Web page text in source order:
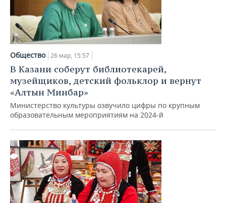
Общество 26 мар, 15:57
В Казани соберут библиотекарей,
музейщиков, детский фольклор и вернут
«Алтын Минбар»
Министерство культуры озвучило цифры по крупным
образовательным мероприятиям на 2024-й